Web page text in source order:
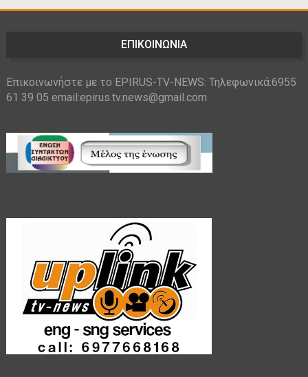
ΕΠΙΚΟΙΝΩΝΙΑ
Επικοινωνήστε με το EPIRUS-TV-NEWS: Τηλεφωνικά:6955
61 39 05 email:epirus.tv.news@gmail.com